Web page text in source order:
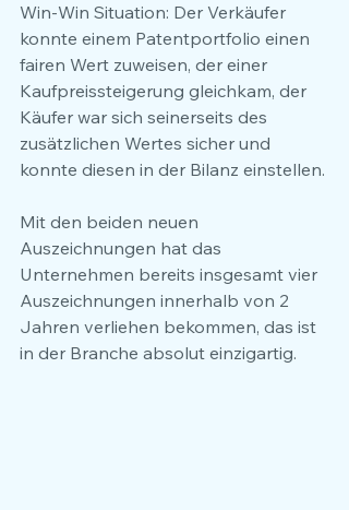
Win-Win Situation: Der Verkäufer
konnte einem Patentportfolio einen
fairen Wert zuweisen, der einer
Kaufpreissteigerung gleichkam, der
Käufer war sich seinerseits des
zusätzlichen Wertes sicher und
konnte diesen in der Bilanz einstellen.
Mit den beiden neuen
Auszeichnungen hat das
Unternehmen bereits insgesamt vier
Auszeichnungen innerhalb von 2
Jahren verliehen bekommen, das ist
in der Branche absolut einzigartig.